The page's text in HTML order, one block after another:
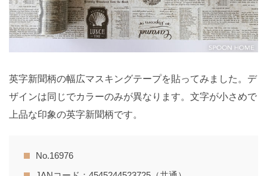
英字新聞柄の幅広マスキングテープを貼ってみました。デ
ザインは同じでカラーのみが異なります。文字が小さめで
上品な印象の英字新聞柄です。
No.16976